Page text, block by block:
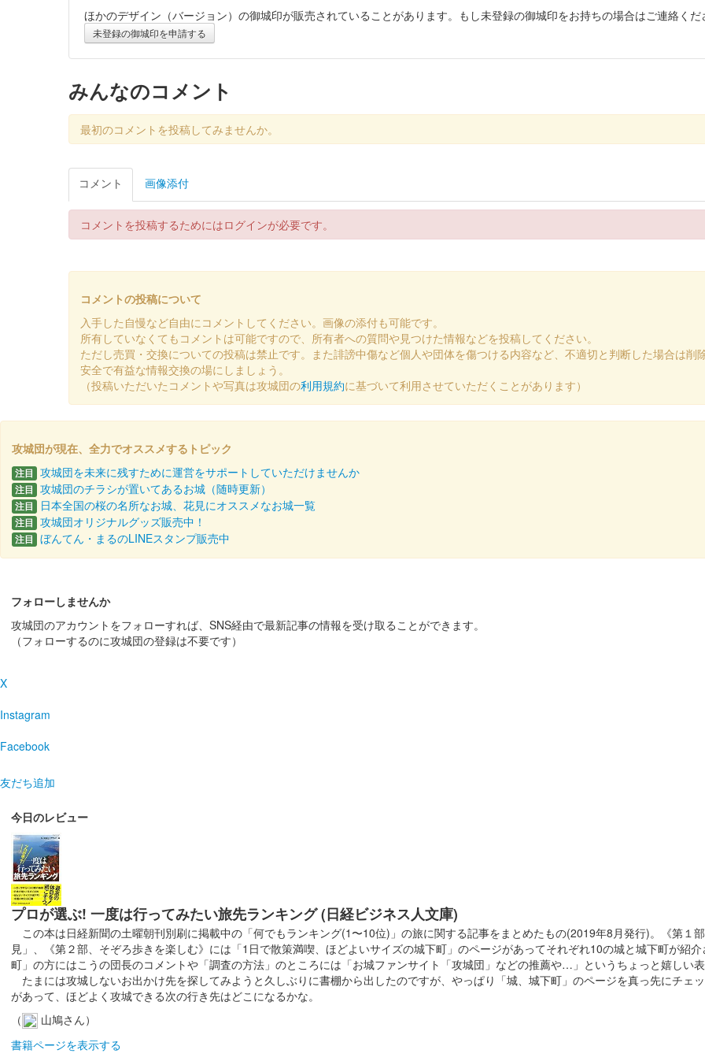
ほかのデザイン（バージョン）の御城印が販売されていることがあります。もし未登録の御城印をお持ちの場合はご連絡くだ
未登録の御城印を申請する
みんなのコメント
最初のコメントを投稿してみませんか。
コメント 画像添付
コメントを投稿するためにはログインが必要です。
コメントの投稿について
入手した自慢など自由にコメントしてください。画像の添付も可能です。
所有していなくてもコメントは可能ですので、所有者への質問や見つけた情報などを投稿してください。
ただし売買・交換についての投稿は禁止です。また誹謗中傷など個人や団体を傷つける内容など、不適切と判断した場合は削
安全で有益な情報交換の場にしましょう。
（投稿いただいたコメントや写真は攻城団の利用規約に基づいて利用させていただくことがあります）
攻城団が現在、全力でオススメするトピック
注目 攻城団を未来に残すために運営をサポートしていただけませんか
注目 攻城団のチラシが置いてあるお城（随時更新）
注目 日本全国の桜の名所なお城、花見にオススメなお城一覧
注目 攻城団オリジナルグッズ販売中！
注目 ぼんてん・まるのLINEスタンプ販売中
フォローしませんか
攻城団のアカウントをフォローすれば、SNS経由で最新記事の情報を受け取ることができます。
（フォローするのに攻城団の登録は不要です）
X
Instagram
Facebook
友だち追加
今日のレビュー
プロが選ぶ! 一度は行ってみたい旅先ランキング (日経ビジネス人文庫)
この本は日経新聞の土曜朝刊別刷に掲載中の「何でもランキング(1〜10位)」の旅に関する記事をまとめたもの(2019年8月発行)。《第１
見」、《第２部、そぞろ歩きを楽しむ》には「1日で散策満喫、ほどよいサイズの城下町」のページがあってそれぞれ10の城と城下町が紹
町」の方にはこうの団長のコメントや「調査の方法」のところには「お城ファンサイト「攻城団」などの推薦や…」というちょっと嬉しい表
たまには攻城しないお出かけ先を探してみようと久しぶりに書棚から出したのですが、やっぱり「城、城下町」のページを真っ先にチェ
があって、ほどよく攻城できる次の行き先はどこになるかな。
（
山鳩さん）
書籍ページを表示する